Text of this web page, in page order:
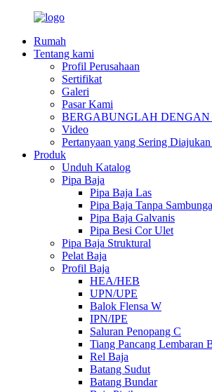
Rumah
Tentang kami
Profil Perusahaan
Sertifikat
Galeri
Pasar Kami
BERGABUNGLAH
Video
Pertanyaan yang Sering
Produk
Unduh Katalog
Pipa Baja
Pipa Baja Las
Pipa Baja Tanpa
Pipa Baja Galvanis
Pipa Besi Cor Ulet
Pipa Baja Struktural
Pelat Baja
Profil Baja
HEA/HEB
UPN/UPE
Balok Flensa W
IPN/IPE
Saluran Penopang C
Tiang Pancang Lembaran
Rel Baja
Batang Sudut
Batang Bundar